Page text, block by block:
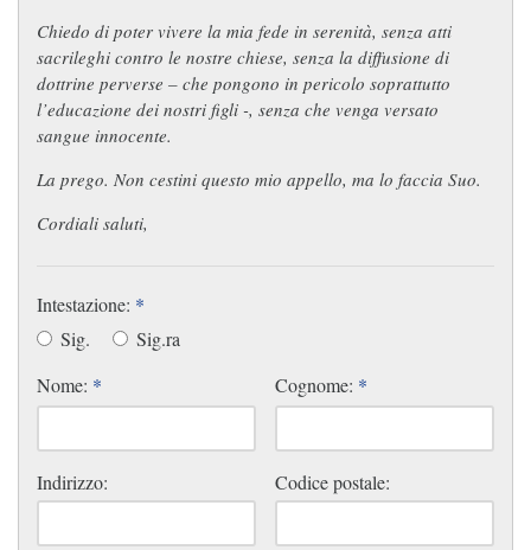
Chiedo di poter vivere la mia fede in serenità, senza atti
sacrileghi contro le nostre chiese, senza la diffusione di
dottrine perverse – che pongono in pericolo soprattutto
l’educazione dei nostri figli -, senza che venga versato
sangue innocente.
La prego. Non cestini questo mio appello, ma lo faccia Suo.
Cordiali saluti,
Intestazione: *
Sig.
Sig.ra
Nome: * Cognome: *
Indirizzo: Codice postale: